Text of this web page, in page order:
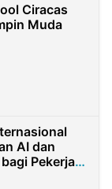
Ciracas
Muda
AI dan
Pekerja